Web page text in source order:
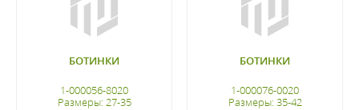
БОТИНКИ
1-000056-8020
Размеры: 27-35
БОТИНКИ
1-000076-0020
Размеры: 35-42